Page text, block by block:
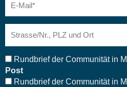
Mail
AboRundbrief der Communität in
Post
Rundbrief der Communität in